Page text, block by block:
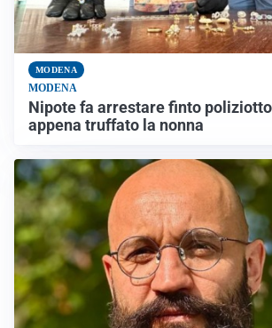
MODENA
MODENA
Nipote fa arrestare finto
appena truffato la nonna